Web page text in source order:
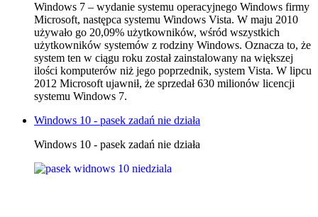
Windows 7 – wydanie systemu operacyjnego Windows firmy
Microsoft, następca systemu Windows Vista. W maju 2010
używało go 20,09% użytkowników, wśród wszystkich
użytkowników systemów z rodziny Windows. Oznacza to, że
system ten w ciągu roku został zainstalowany na większej
ilości komputerów niż jego poprzednik, system Vista. W lipcu
2012 Microsoft ujawnił, że sprzedał 630 milionów licencji
systemu Windows 7.
Windows 10 - pasek zadań nie działa
Windows 10 - pasek zadań nie działa